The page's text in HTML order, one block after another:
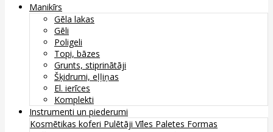
Manikīrs
Gēla lakas
Gēli
Poligeli
Topi, bāzes
Grunts, stiprinātāji
Šķidrumi, eļļiņas
El. ierīces
Komplekti
Instrumenti un piederumi
Kosmētikas koferi Pulētāji Vīles Paletes Formas